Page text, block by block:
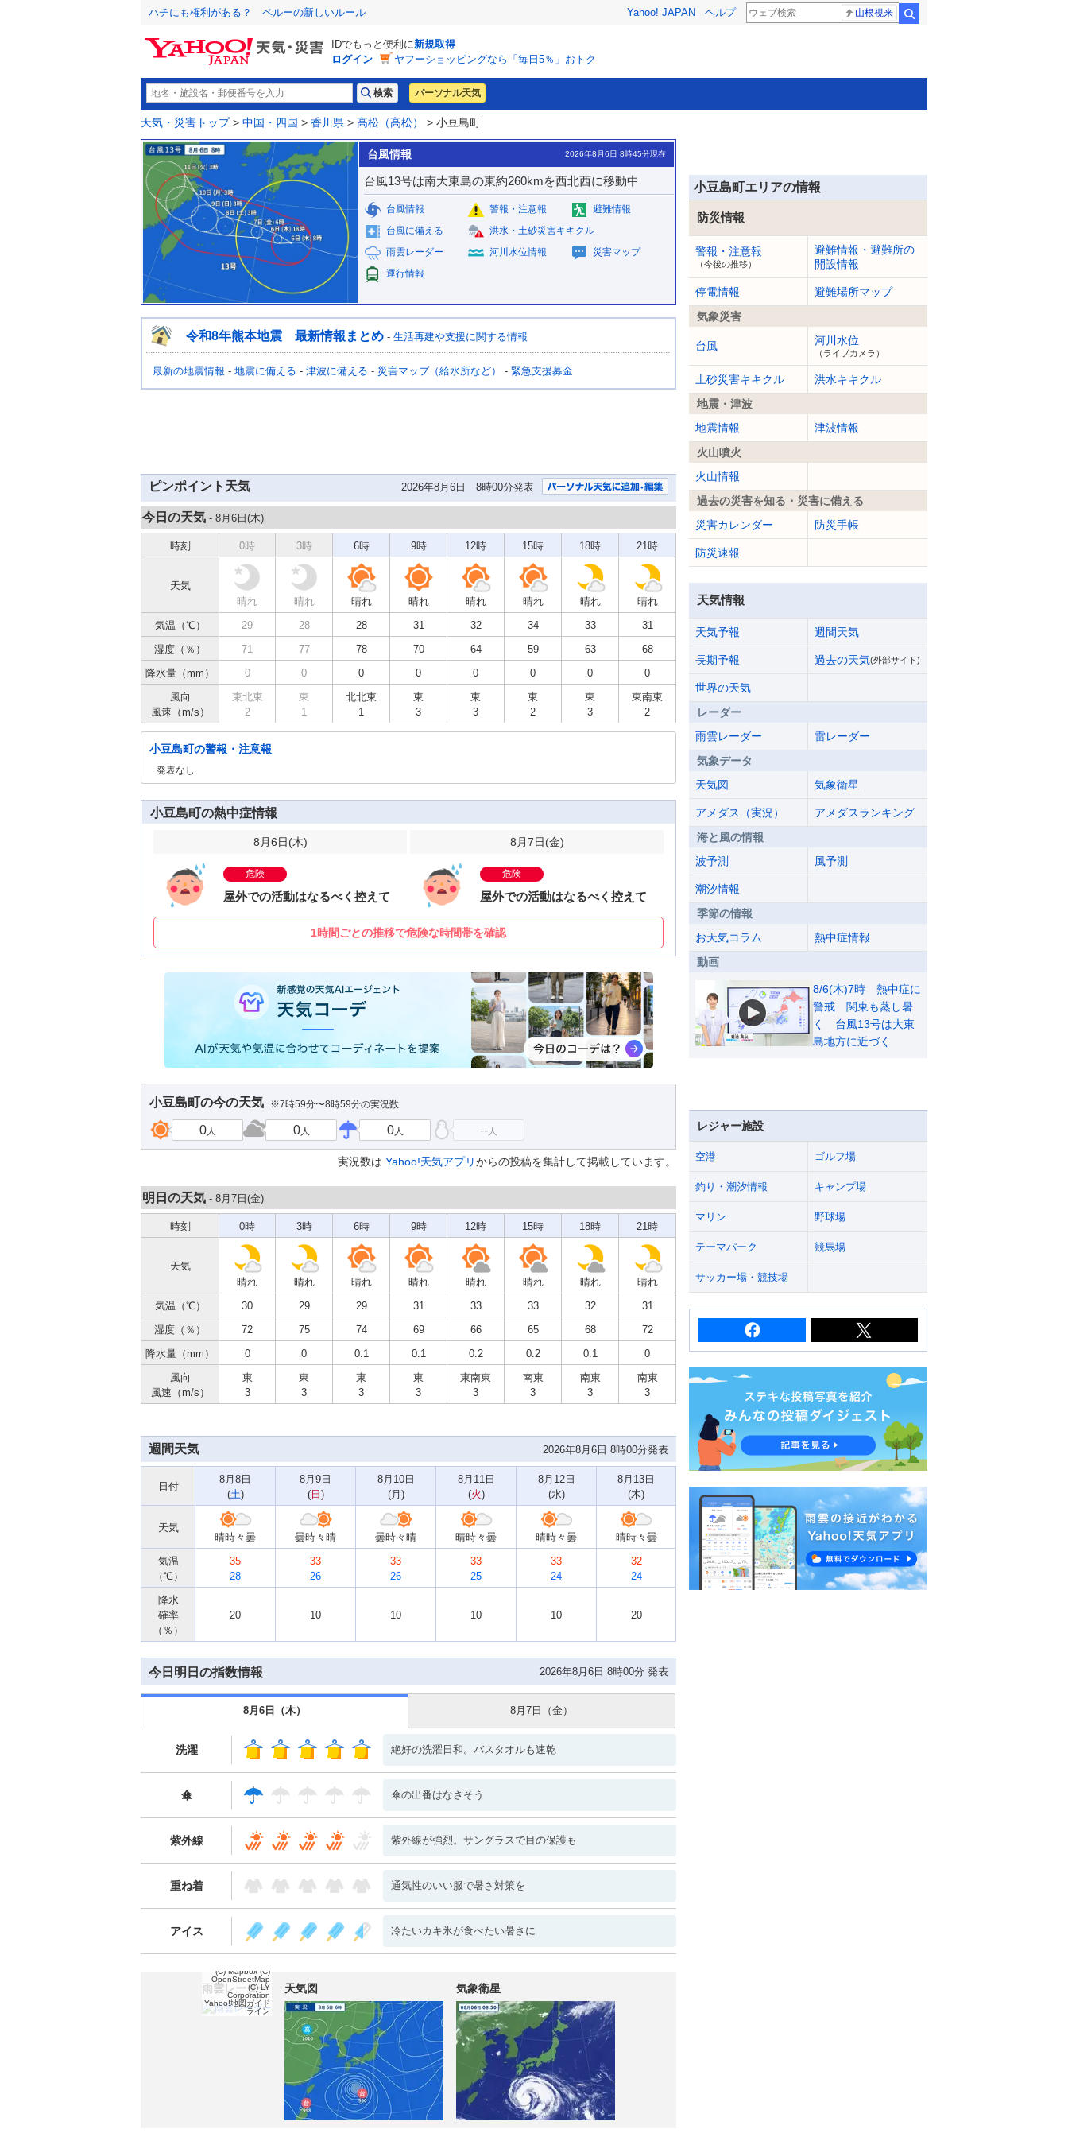
ハチにも権利がある？ ペルーの新しいルール Yahoo! JAPAN ヘルプ 山根視来
IDでもっと便利に新規取得
ログイン
ヤフーショッピングなら「毎日5％」おトク
パーソナル天気
天気・災害トップ> 中国・四国 > 香川県 > 高松（高松） > 小豆島町
台風情報 2026年8月6日 8時45分現在
台風13号は南大東島の東約260kmを西北西に移動中
台風情報 警報・注意報
避難情報
台風に備える
洪水・土砂災害キキクル
雨雲レーダー
河川水位情報
災害マップ
運行情報
令和8年熊本地震 最新情報まとめ - 生活再建や支援に関する情報
最新の地震情報 - 地震に備える - 津波に備える - 災害マップ（給水所など） - 緊急支援募金
ピンポイント天気 2026年8月6日 8時00分発表
今日の天気 - 8月6日(木)
時刻 0時 3時 6時 9時 12時 15時 18時 21時
天気
晴れ
晴れ 晴れ 晴れ 晴れ 晴れ 晴れ
晴れ
気温（℃）
29 28 28 31 32 34 33
31
湿度（％）
71 77 78 70 64 59 63
68
降水量（mm）
0 0 0 0 0 0 0
0
風向
風速（m/s）
東北東
2
東
1
北北東
1
東
3
東
3
東
2
東
3
東南東
2
小豆島町の警報・注意報
発表なし
小豆島町の熱中症情報
8月6日(木)
危険
屋外での活動はなるべく控えて
8月7日(金)
危険
屋外での活動はなるべく控えて
1時間ごとの推移で危険な時間帯を確認
小豆島町の今の天気 ※7時59分〜8時59分の実況数
0人 0人 0人 -- 人
実況数は Yahoo!天気アプリからの投稿を集計して掲載しています。
明日の天気 - 8月7日(金)
時刻 0時 3時 6時 9時 12時 15時 18時 21時
天気
晴れ
晴れ 晴れ 晴れ 晴れ 晴れ 晴れ
晴れ
気温（℃）
30 29 29 31 33 33 32
31
湿度（％）
72 75 74 69 66 65 68
72
降水量（mm）
0 0 0.1 0.1 0.2 0.2 0.1
0
風向
風速（m/s）
東
3
東
3
東
3
東
3
東南東
3
南東
3
南東
3
南東
3
週間天気 2026年8月6日 8時00分発表
日付
8月8日
(土)
8月9日
(日 )
8月10日
(月 )
8月11日
(火)
8月12日
(水)
8月13日
(木)
天気
晴時々曇
曇時々晴 曇時々晴 晴時々曇 晴時々曇
晴時々曇
気温
（℃）
35
28
33
26
33
26
33
25
33
24
32
24
降水
確率
（％）
20 10 10 10 10 20
今日明日の指数情報 2026年8月6日 8時00分 発表
8月6日（木） 8月7日（金 ）
洗濯 絶好の洗濯日和。バスタオルも速乾
傘 傘の出番はなさそう
紫外線 紫外線が強烈。サングラスで目の保護も
重ね着 通気性のいい服で暑さ対策を
アイス 冷たいカキ氷が食べたい暑さに
雨雲レーダー
(C) Mapbox (C)
OpenStreetMap
(C) LY
Corporation
Yahoo!地図ガイド
ライン
天気図 気象衛星
小豆島町エリアの情報
防災情報
警報・注意報
（今後の推移）
避難情報・避難所の
開設情報
停電情報
避難場所マップ
気象災害
台風 河川水位
（ライブカメラ）
土砂災害キキクル
洪水キキクル
地震・津波
地震情報
津波情報
火山噴火
火山情報
過去の災害を知る・災害に備える
災害カレンダー
防災手帳
防災速報
天気情報
天気予報 週間天気
長期予報 過去の天気(外部サイト)
世界の天気
レーダー
雨雲レーダー
雷レーダー
気象データ
天気図
気象衛星
アメダス（実況）
アメダスランキング
海と風の情報
波予測
風予測
潮汐情報
季節の情報
お天気コラム
熱中症情報
動画
8/6(木)7時 熱中症に
警戒 関東も蒸し暑
く 台風13号は大東
島地方に近づく
レジャー施設
空港 ゴルフ場
釣り・潮汐情報 キャンプ場
マリン 野球場
テーマパーク 競馬場
サッカー場・競技場